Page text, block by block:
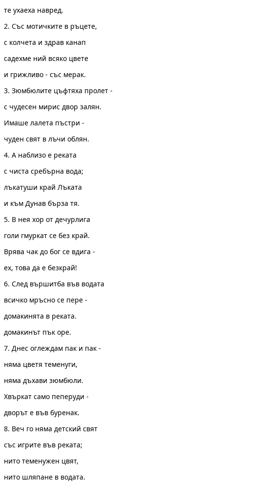
те ухаеха навред.
2. Със мотичките в ръцете,
с колчета и здрав канап
садехме ний всяко цвете
и грижливо - със мерак.
3. Зюмбюлите цъфтяха пролет -
с чудесен мирис двор залян.
Имаше лалета пъстри -
чуден свят в лъчи облян.
4. А наблизо е реката
с чиста сребърна вода;
лъкатуши край Лъката
и към Дунав бърза тя.
5. В нея хор от дечурлига
голи гмуркат се без край.
Врява чак до бог се вдига -
ех, това да е безкрай!
6. След вършитба във водата
всичко мръсно се пере -
домакинята в реката.
домакинът пък оре.
7. Днес оглеждам пак и пак -
няма цветя теменуги,
няма дъхави зюмбюли.
Хвъркат само пеперуди -
дворът е във буренак.
8. Веч го няма детский свят
със игрите във реката;
нито теменужен цвят,
нито шляпане в водата.